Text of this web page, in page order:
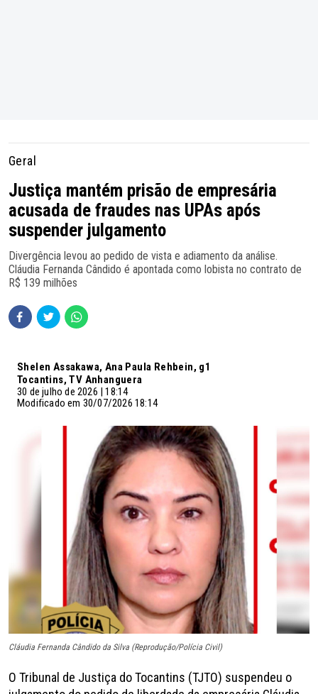
Geral
Justiça mantém prisão de empresária
acusada de fraudes nas UPAs após
suspender julgamento
Divergência levou ao pedido de vista e adiamento da análise.
Cláudia Fernanda Cândido é apontada como lobista no contrato de
R$ 139 milhões
Shelen Assakawa, Ana Paula Rehbein, g1
Tocantins, TV Anhanguera
30 de julho de 2026 | 18:14
Modificado em 30/07/2026 18:14
Cláudia Fernanda Cândido da Silva (Reprodução/Polícia Civil)
O Tribunal de Justiça do Tocantins (TJTO) suspendeu o